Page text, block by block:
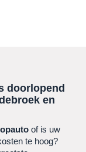
doorlopend
en
of is uw
te hoog?